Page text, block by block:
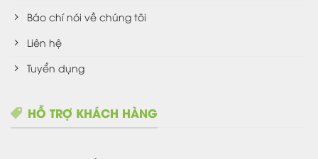
Báo chí nói về chúng tôi
Liên hệ
Tuyển dụng
HỖ TRỢ KHÁCH HÀNG